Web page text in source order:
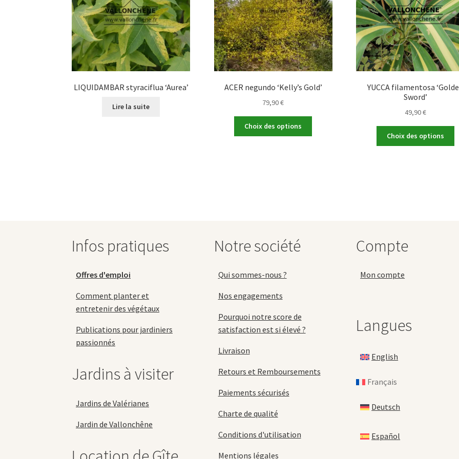
LIQUIDAMBAR styraciflua ‘Aurea’
Lire la suite
ACER negundo ‘Kelly’s Gold’
79,90€
Choix des options
YUCCA filamentosa
Sword’
49,90€
Choix des options
Infos pratiques
Offres d'emploi
Comment planter et
entretenir des végétaux
Publications pour jardiniers
passionnés
Jardins à visiter
Jardins de Valérianes
Jardin de Vallonchêne
Notre société
Qui sommes-nous ?
Nos engagements
Pourquoi notre score de
satisfaction est si élevé ?
Livraison
Retours et Remboursements
Paiements sécurisés
Charte de qualité
Conditions d'utilisation
Mentions légales
Compte
Mon compte
Langues
English
Français
Deutsch
Español